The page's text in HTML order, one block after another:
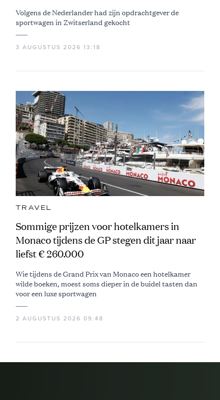
Volgens de Nederlander had zijn opdrachtgever de
sportwagen in Zwitserland gekocht
3 AUGUSTUS 2026 13:18
TRAVEL
Sommige prijzen voor hotelkamers in
Monaco tijdens de GP stegen dit jaar naar
liefst € 260.000
Wie tijdens de Grand Prix van Monaco een hotelkamer
wilde boeken, moest soms dieper in de buidel tasten dan
voor een luxe sportwagen
2 AUGUSTUS 2026 09:48